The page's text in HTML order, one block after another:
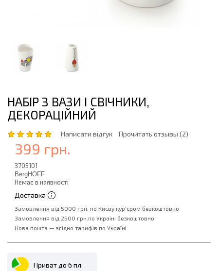
НАБІР З ВАЗИ І СВІЧНИКИ,
ДЕКОРАЦІЙНИЙ
Написати відгук Прочитать отзывы (2)
399 грн.
3705101
BergHOFF
Немає в наявності
Доставка
Замовлення від 5000 грн. по Києву кур'єром безкоштовно
Замовлення від 2500 грн.по Україні безкоштовно
Нова пошта — згідно тарифів по Україні
Приват до 6 пл.